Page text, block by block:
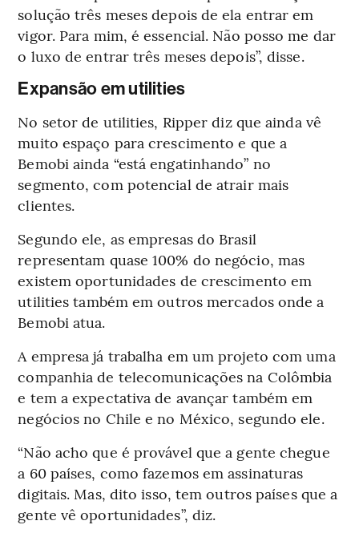
solução três meses depois de ela entrar em
vigor. Para mim, é essencial. Não posso me dar
o luxo de entrar três meses depois”, disse.
Expansão em utilities
No setor de utilities, Ripper diz que ainda vê
muito espaço para crescimento e que a
Bemobi ainda “está engatinhando” no
segmento, com potencial de atrair mais
clientes.
Segundo ele, as empresas do Brasil
representam quase 100% do negócio, mas
existem oportunidades de crescimento em
utilities também em outros mercados onde a
Bemobi atua.
A empresa já trabalha em um projeto com uma
companhia de telecomunicações na Colômbia
e tem a expectativa de avançar também em
negócios no Chile e no México, segundo ele.
“Não acho que é provável que a gente chegue
a 60 países, como fazemos em assinaturas
digitais. Mas, dito isso, tem outros países que a
gente vê oportunidades”, diz.